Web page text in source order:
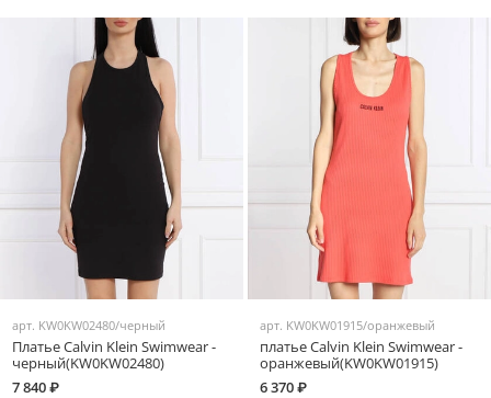
арт. KW0KW02480/черный
Платье Calvin Klein Swimwear -
черный(KW0KW02480)
7 840 ₽
арт. KW0KW01915/оранжевый
платье Calvin Klein Swimwear -
оранжевый(KW0KW01915)
6 370 ₽